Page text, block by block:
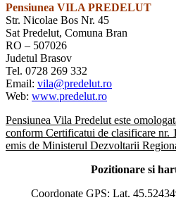
Pensiunea VILA PREDELUT
Str. Nicolae Bos Nr. 45
Sat Predelut, Comuna Bran
RO – 507026
Judetul Brasov
Tel. 0728 269 332
Email: vila@predelut.ro
Web: www.predelut.ro
Pensiunea Vila Predelut este
conform Certificatui de clasificare nr.
emis de Ministerul Dezvoltarii
Pozitionare si
Coordonate GPS: Lat.